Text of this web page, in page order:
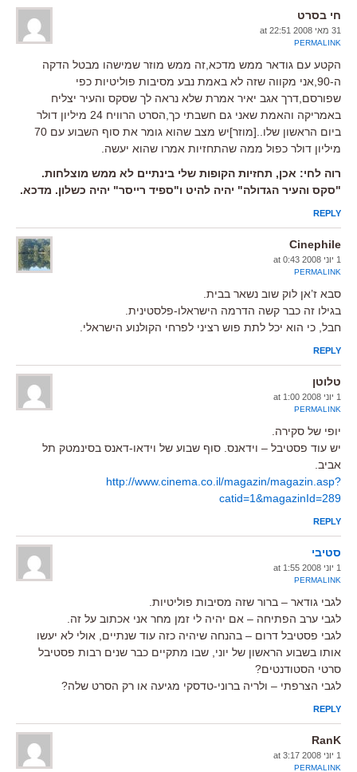
חי בסרט
31 מאי 2008 at 22:51
PERMALINK
הקטע עם גודאר ממש מדכא,זה ממש מוזר שמישהו מבטל הדקה
ה-90,אני מקווה שזה לא באמת נבע מסיבות פוליטיות כפי
שפורסם,דרך אגב יאיר אמרת שלא נראה לך שסקס והעיר יצליח
באמריקה והאמת שאני גם חשבתי כך,הסרט הרוויח 24 מיליון דולר
ביום הראשון שלו..[מוזר]יש מצב שהוא גומר את סוף השבוע עם 70
מיליון דולר כפול ממה שהתחזיות אמרו שהוא יעשה.
רוה לחי: אכן, תחזיות הקופות שלי בינתיים לא ממש מוצלחות.
"סקס והעיר הגדולה" יהיה להיט ו"ספיד רייסר" יהיה כשלון. מדכא.
REPLY
Cinephile
1 יוני 2008 at 0:43
PERMALINK
סבא ז’אן לוק שוב נשאר בבית.
בגילו זה כבר קשה הדרמה הישראלו-פלסטינית.
חבל, כי הוא יכל לתת פוש רציני לפרחי הקולנוע הישראלי.
REPLY
טלוטן
1 יוני 2008 at 1:00
PERMALINK
יופי של סקירה.
יש עוד פסטיבל – וידאנס. סוף שבוע של וידאו-דאנס בסינמטק תל
אביב.
http://www.cinema.co.il/magazin/magazin.asp?
catid=1&magazinId=289
REPLY
סטיבי
1 יוני 2008 at 1:55
PERMALINK
לגבי גודאר – ברור שזה מסיבות פוליטיות.
לגבי ערב הפתיחה – אם יהיה לי זמן מחר אני אכתוב על זה.
לגבי פסטיבל דרום – בהנחה שיהיה כזה עוד שנתיים, אולי לא יעשו
אותו בשבוע הראשון של יוני, שבו מתקיים כבר שנים רבות פסטיבל
סרטי הסטודנטים?
לגבי הצרפתי – ולריה ברוני-טדסקי מגיעה או רק הסרט שלה?
REPLY
RanK
1 יוני 2008 at 3:17
PERMALINK